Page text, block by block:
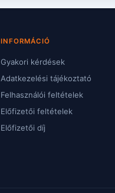
INFORMÁCIÓ
Gyakori kérdések
Adatkezelési tájékoztató
Felhasználói feltételek
Előfizetői feltételek
Előfizetői díj